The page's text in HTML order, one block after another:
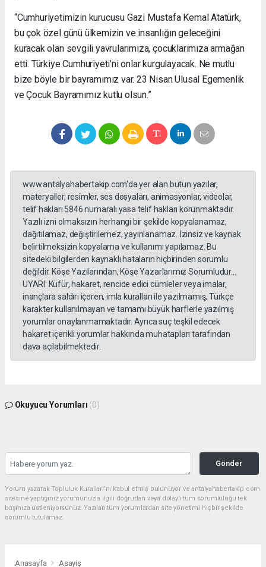
“Cumhuriyetimizin kurucusu Gazi Mustafa Kemal Atatürk,
bu çok özel günü ülkemizin ve insanlığın geleceğini
kuracak olan sevgili yavrularımıza, çocuklarımıza armağan
etti. Türkiye Cumhuriyeti’ni onlar kurgulayacak. Ne mutlu
bize böyle bir bayramımız var. 23 Nisan Ulusal Egemenlik
ve Çocuk Bayramımız kutlu olsun.”
www.antalyahabertakip.com'da yer alan bütün yazılar,
materyaller, resimler, ses dosyaları, animasyonlar, videolar,
telif hakları 5846 numaralı yasa telif hakları korunmaktadır.
Yazılı izni olmaksızın herhangi bir şekilde kopyalanamaz,
dağıtılamaz, değiştirilemez, yayınlanamaz. İzinsiz ve kaynak
belirtilmeksizin kopyalama ve kullanımı yapılamaz. Bu
sitedeki bilgilerden kaynaklı hataların hiçbirinden sorumlu
değildir. Köşe Yazılarından, Köşe Yazarlarımız Sorumludur...
UYARI: Küfür, hakaret, rencide edici cümleler veya imalar,
inançlara saldırı içeren, imla kuralları ile yazılmamış, Türkçe
karakter kullanılmayan ve tamamı büyük harflerle yazılmış
yorumlar onaylanmamaktadır. Ayrıca suç teşkil edecek
hakaret içerikli yorumlar hakkında muhatapları tarafından
dava açılabilmektedir.
Okuyucu Yorumları (0)
Gönder
Yorum yazarak Topluluk Kuralları’nı kabul etmiş bulunuyor ve antalyahabertakip.com
sitesine yaptığınız yorumunuzla ilgili doğrudan veya dolaylı tüm sorumluluğu tek
başınıza üstleniyorsunuz. Yazılan tüm yorumlardan site yönetimi hiçbir şekilde
sorumlu tutulamaz.
Anasayfa Asayiş